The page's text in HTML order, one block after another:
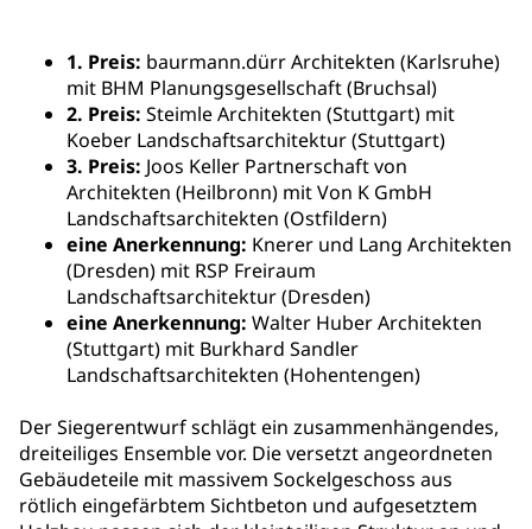
1. Preis: baurmann.dürr Architekten (Karlsruhe)
mit BHM Planungsgesellschaft (Bruchsal)
2. Preis: Steimle Architekten (Stuttgart) mit
Koeber Landschaftsarchitektur (Stuttgart)
3. Preis: Joos Keller Partnerschaft von
Architekten (Heilbronn) mit Von K GmbH
Landschaftsarchitekten (Ostfildern)
eine Anerkennung: Knerer und Lang Architekten
(Dresden) mit RSP Freiraum
Landschaftsarchitektur (Dresden)
eine Anerkennung: Walter Huber Architekten
(Stuttgart) mit Burkhard Sandler
Landschaftsarchitekten (Hohentengen)
Der Siegerentwurf schlägt ein zusammenhängendes,
dreiteiliges Ensemble vor. Die versetzt angeordneten
Gebäudeteile mit massivem Sockelgeschoss aus
rötlich eingefärbtem Sichtbeton und aufgesetztem